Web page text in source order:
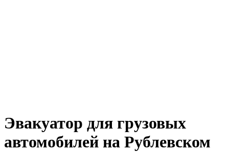
Эвакуатор для грузовых
автомобилей на Рублевском